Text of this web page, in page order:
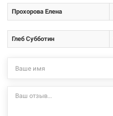
Прохорова Елена
Глеб Субботин